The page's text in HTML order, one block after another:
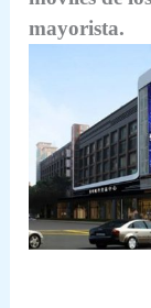
mayorista.